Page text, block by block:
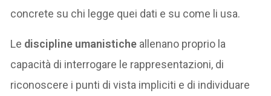
concrete su chi legge quei dati e su come li usa.
Le discipline umanistiche allenano proprio la
capacità di interrogare le rappresentazioni, di
riconoscere i punti di vista impliciti e di individuare